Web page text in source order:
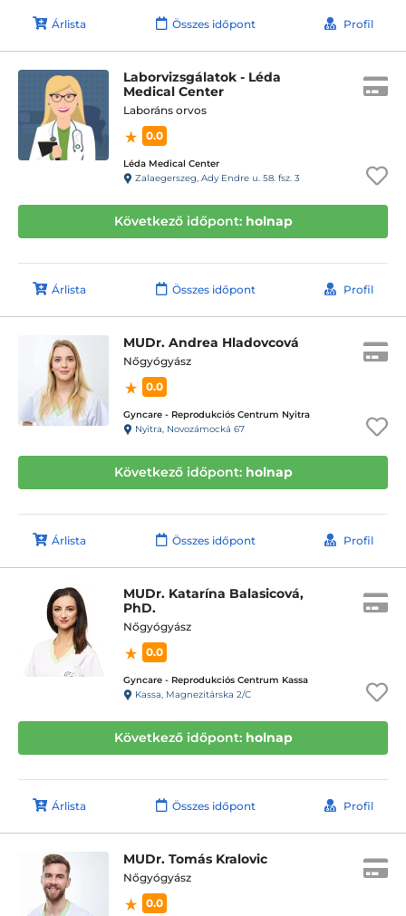
Árlista Összes időpont Profil
Laborvizsgálatok - Léda
Medical Center
Laboráns orvos
0.0
Léda Medical Center
Zalaegerszeg, Ady Endre u. 58. fsz. 3
Következő időpont: holnap
Árlista Összes időpont Profil
MUDr. Andrea Hladovcová
Nőgyógyász
0.0
Gyncare - Reprodukciós Centrum Nyitra
Nyitra, Novozámocká 67
Következő időpont: holnap
Árlista Összes időpont Profil
MUDr. Katarína Balasicová,
PhD.
Nőgyógyász
0.0
Gyncare - Reprodukciós Centrum Kassa
Kassa, Magnezitárska 2/C
Következő időpont: holnap
Árlista Összes időpont Profil
MUDr. Tomás Kralovic
Nőgyógyász
0.0